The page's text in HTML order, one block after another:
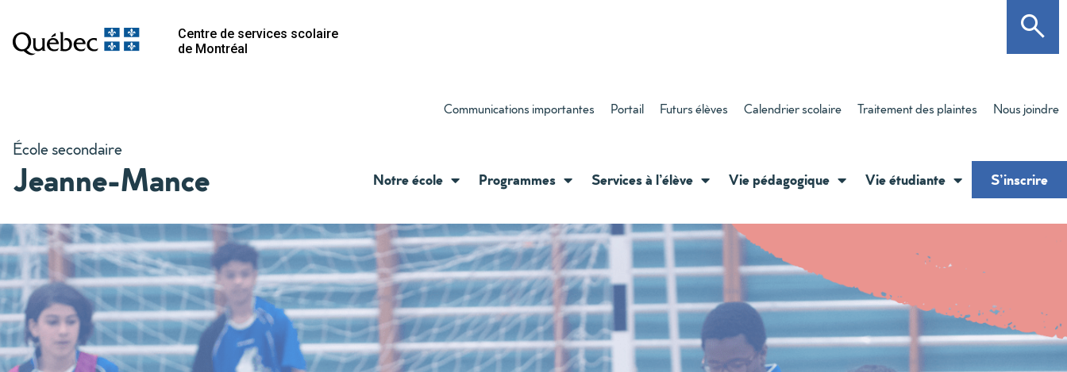
Centre de services scolaire
de Montréal
École secondaire
Jeanne-Mance
Communications importantes Portail Futurs élèves Calendrier scolaire Traitement des plaintes Nous joindre
Notre école Programmes Services à l’élève Vie pédagogique Vie étudiante S’inscrire